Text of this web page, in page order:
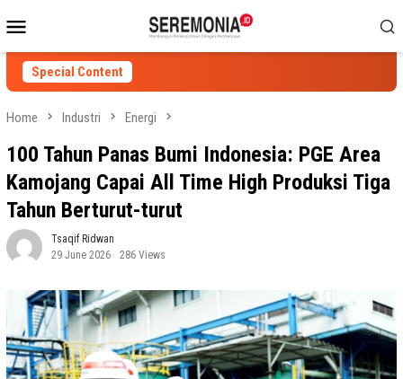
to
contentMenu
Special Content
Home Industri Energi
100 Tahun Panas Bumi Indonesia: PGE Area
Kamojang Capai All Time High Produksi Tiga
Tahun Berturut-turut
Tsaqif Ridwan
29 June 2026
286 Views